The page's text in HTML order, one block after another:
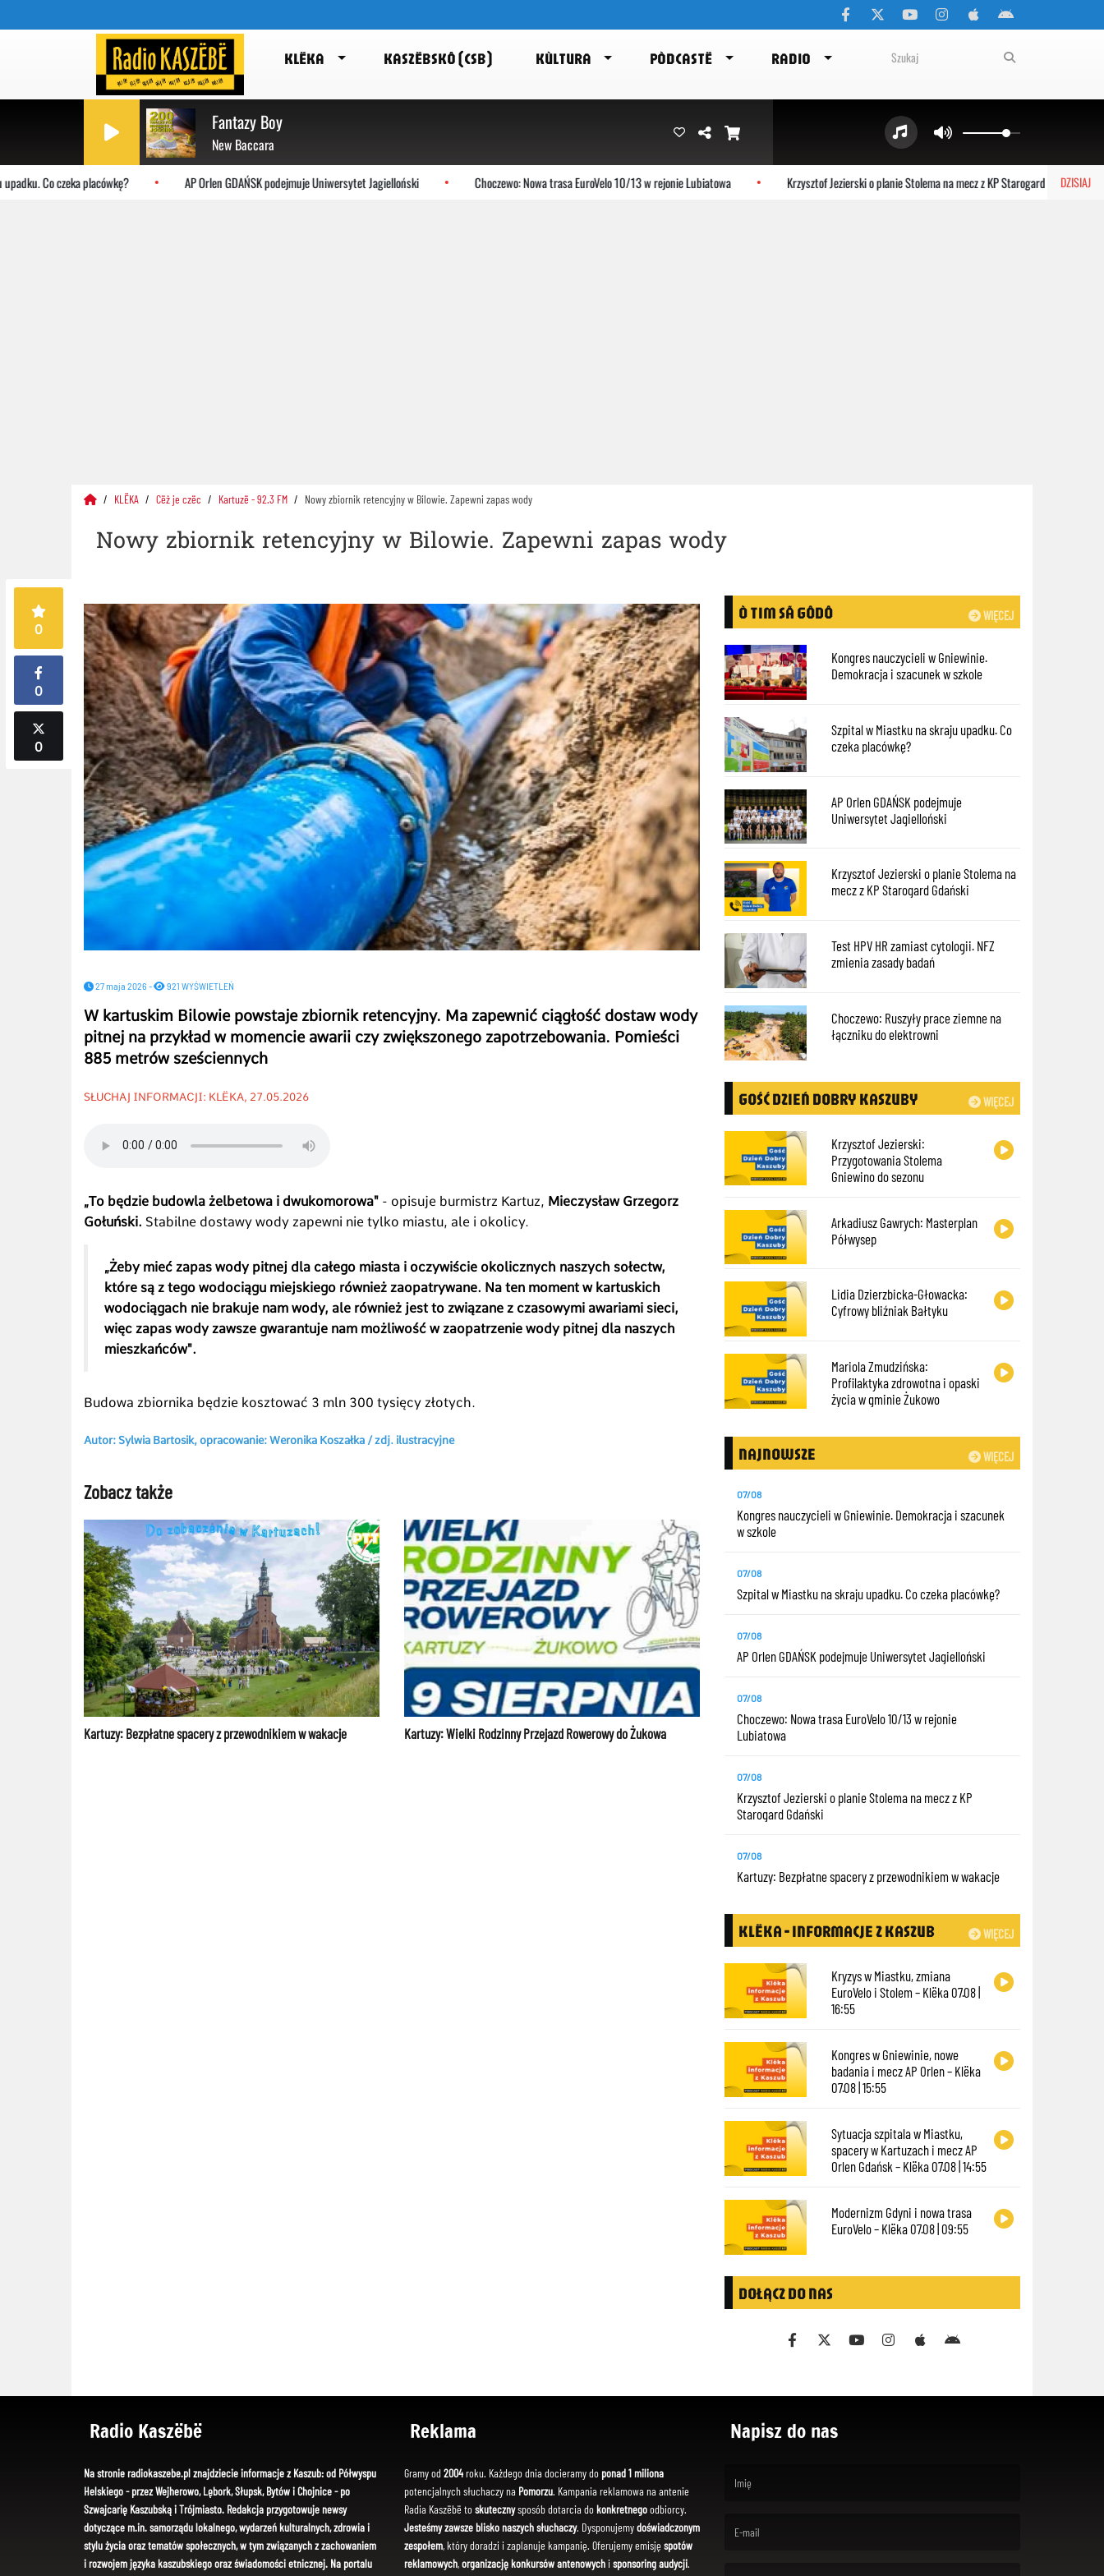
KLËKA KASZËBSKÔ (CSB) KÙLTURA PÒDCASTË RADIO
Fantazy Boy
New Baccara
DZISIAJ
Co czeka placówkę? AP Orlen GDAŃSK podejmuje Uniwersytet Jagielloński Choczewo: Nowa trasa EuroVelo 10/13 w rejonie Lubiatowa Krzysztof Jezierski o planie Stolema na mecz z KP Starogard Gdański
KLËKA Cëż je czëc Kartuzë - 92.3 FM Nowy zbiornik retencyjny w Bilowie. Zapewni zapas wody
Nowy zbiornik retencyjny w Bilowie. Zapewni zapas wody
0
0
0
27 maja 2026 - 921 WYŚWIETLEŃ
W kartuskim Bilowie powstaje zbiornik retencyjny. Ma zapewnić ciągłość dostaw wody
pitnej na przykład w momencie awarii czy zwiększonego zapotrzebowania. Pomieści
885 metrów sześciennych
SŁUCHAJ INFORMACJI: KLËKA, 27.05.2026
„To będzie budowla żelbetowa i dwukomorowa" - opisuje burmistrz Kartuz, Mieczysław Grzegorz
Gołuński. Stabilne dostawy wody zapewni nie tylko miastu, ale i okolicy.
„Żeby mieć zapas wody pitnej dla całego miasta i oczywiście okolicznych naszych sołectw,
które są z tego wodociągu miejskiego również zaopatrywane. Na ten moment w kartuskich
wodociągach nie brakuje nam wody, ale również jest to związane z czasowymi awariami sieci,
więc zapas wody zawsze gwarantuje nam możliwość w zaopatrzenie wody pitnej dla naszych
mieszkańców".
Budowa zbiornika będzie kosztować 3 mln 300 tysięcy złotych.
Autor: Sylwia Bartosik, opracowanie: Weronika Koszałka / zdj. ilustracyjne
Zobacz także
Kartuzy: Bezpłatne spacery z przewodnikiem w wakacje Kartuzy: Wielki Rodzinny Przejazd Rowerowy do Żukowa
WIĘCEJ
Ò TIM SÃ GÔDÔ
Kongres nauczycieli w Gniewinie.
Demokracja i szacunek w szkole
Szpital w Miastku na skraju upadku. Co
czeka placówkę?
AP Orlen GDAŃSK podejmuje
Uniwersytet Jagielloński
Krzysztof Jezierski o planie Stolema na
mecz z KP Starogard Gdański
Test HPV HR zamiast cytologii. NFZ
zmienia zasady badań
Choczewo: Ruszyły prace ziemne na
łączniku do elektrowni
WIĘCEJ
GOŚĆ DZIEŃ DOBRY KASZUBY
Krzysztof Jezierski:
Przygotowania Stolema
Gniewino do sezonu
Arkadiusz Gawrych: Masterplan
Półwysep
Lidia Dzierzbicka-Głowacka:
Cyfrowy bliźniak Bałtyku
Mariola Zmudzińska:
Profilaktyka zdrowotna i opaski
życia w gminie Żukowo
WIĘCEJ
NAJNOWSZE
07/08
Kongres nauczycieli w Gniewinie. Demokracja i szacunek
w szkole
07/08
Szpital w Miastku na skraju upadku. Co czeka placówkę?
07/08
AP Orlen GDAŃSK podejmuje Uniwersytet Jagielloński
07/08
Choczewo: Nowa trasa EuroVelo 10/13 w rejonie
Lubiatowa
07/08
Krzysztof Jezierski o planie Stolema na mecz z KP
Starogard Gdański
07/08
Kartuzy: Bezpłatne spacery z przewodnikiem w wakacje
WIĘCEJ
KLËKA - INFORMACJE Z KASZUB
Kryzys w Miastku, zmiana
EuroVelo i Stolem – Klëka 07.08 |
16:55
Kongres w Gniewinie, nowe
badania i mecz AP Orlen – Klëka
07.08 | 15:55
Sytuacja szpitala w Miastku,
spacery w Kartuzach i mecz AP
Orlen Gdańsk – Klëka 07.08 | 14:55
Modernizm Gdyni i nowa trasa
EuroVelo – Klëka 07.08 | 09:55
DOŁĄCZ DO NAS
Radio Kaszëbë
Na stronie radiokaszebe.pl znajdziecie informacje z Kaszub: od Półwyspu
Helskiego - przez Wejherowo, Lębork, Słupsk, Bytów i Chojnice - po
Szwajcarię Kaszubską i Trójmiasto. Redakcja przygotowuje newsy
dotyczące m.in. samorządu lokalnego, wydarzeń kulturalnych, zdrowia i
stylu życia oraz tematów społecznych, w tym związanych z zachowaniem
i rozwojem języka kaszubskiego oraz świadomości etnicznej. Na portalu
Reklama
Gramy od 2004roku. Każdego dnia docieramy do ponad 1 miliona
potencjalnych słuchaczy na Pomorzu. Kampania reklamowa na antenie
Radia Kaszëbë toskutecznysposób dotarcia dokonkretnegoodbiorcy.
Jesteśmy zawsze blisko naszych słuchaczy. Dysponujemydoświadczonym
zespołem, który doradzi i zaplanuje kampanię. Oferujemy emisję spotów
reklamowych,organizację konkursów antenowychi sponsoring audycji.
Napisz do nas